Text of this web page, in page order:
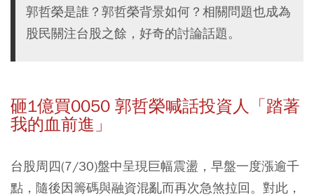
郭哲榮是誰？郭哲榮背景如何？相關問題也成為
股民關注台股之餘，好奇的討論話題。
砸1億買0050 郭哲榮喊話投資人「踏著
我的血前進」
台股周四(7/30)盤中呈現巨幅震盪，早盤一度漲逾千
點，隨後因籌碼與融資混亂而再次急煞拉回。對此，